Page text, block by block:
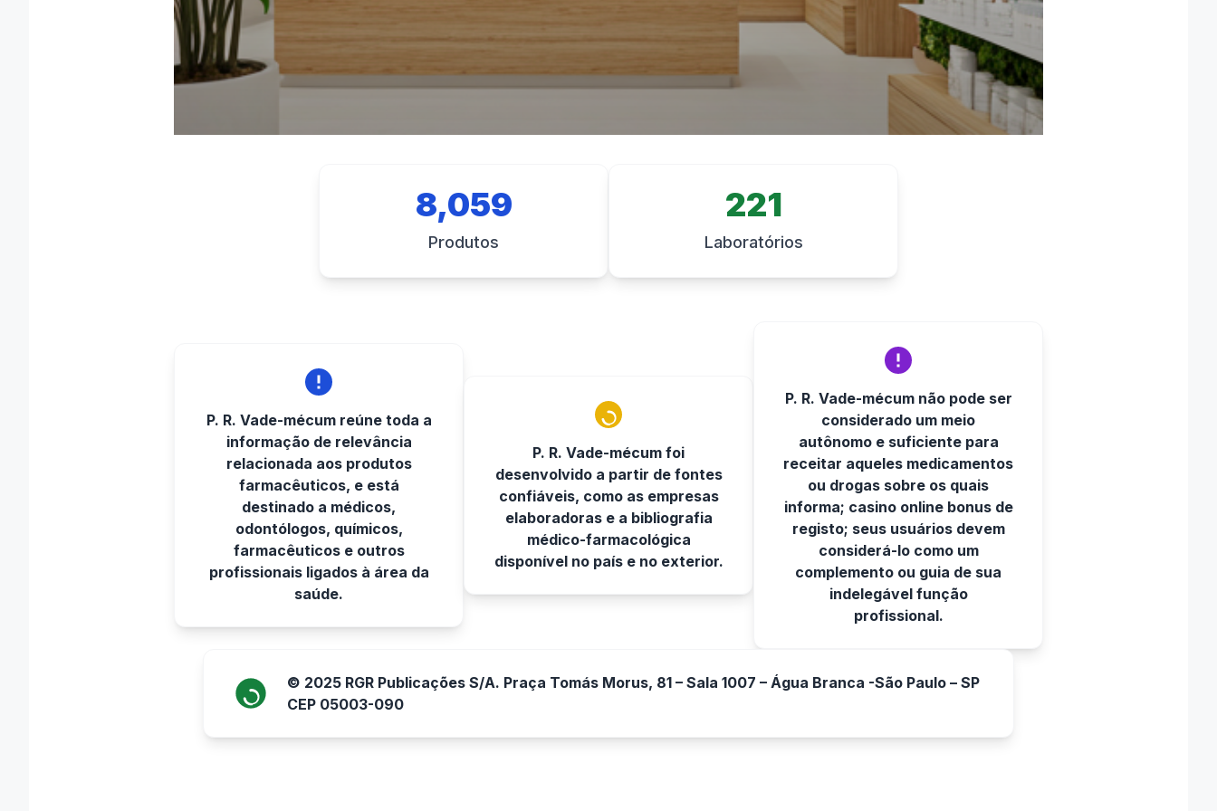
8,059
Produtos
221
Laboratórios
P. R. Vade-mécum reúne toda a
informação de relevância
relacionada aos produtos
farmacêuticos, e está
destinado a médicos,
odontólogos, químicos,
farmacêuticos e outros
profissionais ligados à área da
saúde.
P. R. Vade-mécum foi
desenvolvido a partir de fontes
confiáveis, como as empresas
elaboradoras e a bibliografia
médico-farmacológica
disponível no país e no exterior.
P. R. Vade-mécum não pode ser
considerado um meio
autônomo e suficiente para
receitar aqueles medicamentos
ou drogas sobre os quais
informa; casino online bonus de
registo; seus usuários devem
considerá-lo como um
complemento ou guia de sua
indelegável função
profissional.
© 2025 RGR Publicações S/A. Praça Tomás Morus, 81 – Sala 1007 – Água Branca -São Paulo – SP
CEP 05003-090